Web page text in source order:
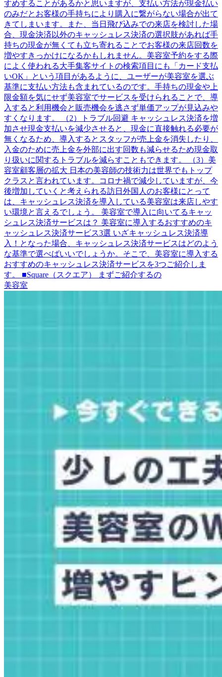
すめすることがあるかと思いますが、支払い方法が現金払い
のみだとお客様の手持ちにより購入に繋がらない場合が出て
きてしまいます。また、当日飛び込みでの来店を検討した場
合、現金決済以外のキャッシュレス決済の選択肢があれば手
持ちの現金が無くても立ち寄れることでお客様の来店回数を
増やすきっかけになるかもしれません。美容室予約をする際
によく使われる大手集客サイトの検索項目にも「カード支払
いOK」という項目があるように、ユーザーが美容室を選ぶ
基準に支払い方法も含まれているのです。手持ちの現金や上
限金額を気にせず美容室でサービスを受けられることで、導
入すると利用機会と販売機会を逃さず単価アップが見込みや
すくなります。 （2）トラブル回避 キャッシュレス決済を増
加させ現金支払いを減少させると、現金に直接触れる必要が
無くなるため、導入するとスタッフが売上金を消失したり、
入金のために売上金を外部に出す回数も減らせるため現金取
り扱いに関するトラブルを減らすこともできます。 （3）美
容室顧客層の拡大 日本の美容師の技術力は世界でもトップ
クラスと言われています。コロナ禍で減少していますが、今
後増加していくと考えられる訪日外国人のお客様にとって
は、キャッシュレス決済を導入している美容室は来店しやす
い環境と言えるでしょう。 美容室で導入に向いてるキャッ
シュレス決済サービスは？ 美容室に導入するおすすめのキ
ャッシュレス決済サービス3選 いざキャッシュレス決済導
入！となった場合、キャッシュレス決済サービスはどのよう
な基準で選べばいいでしょうか。そこで、美容室に導入する
おすすめのキャッシュレス決済サービスを3つご紹介しま
す。 ■Square（スクエア） まずご紹介するの
美容室